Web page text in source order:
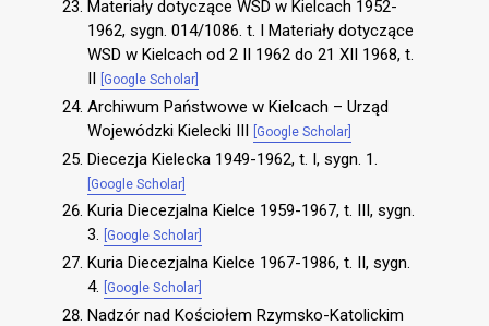
Materiały dotyczące WSD w Kielcach 1952-
1962, sygn. 014/1086. t. I Materiały dotyczące
WSD w Kielcach od 2 II 1962 do 21 XII 1968, t.
II [Google Scholar]
Archiwum Państwowe w Kielcach – Urząd
Wojewódzki Kielecki III [Google Scholar]
Diecezja Kielecka 1949-1962, t. I, sygn. 1.
[Google Scholar]
Kuria Diecezjalna Kielce 1959-1967, t. III, sygn.
3.
[Google Scholar]
Kuria Diecezjalna Kielce 1967-1986, t. II, sygn.
4.
[Google Scholar]
Nadzór nad Kościołem Rzymsko-Katolickim